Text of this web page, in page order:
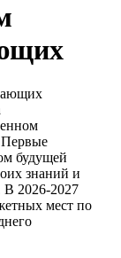
Первые
будущей
знаний и
В 2026-2027
мест по